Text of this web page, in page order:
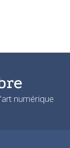
numérique